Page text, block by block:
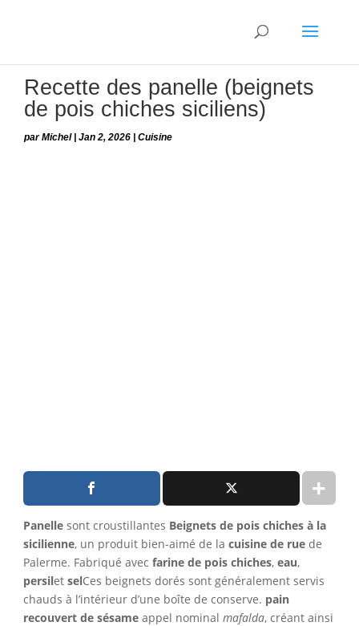
Recette des panelle (beignets
de pois chiches siciliens)
parMichel| Jan 2, 2026 Cuisine
Panelle sont croustillantes Beignets de pois chiches à la
sicilienne, un produit bien-aimé de la cuisine de ruede
Palerme. Fabriqué avec farine de pois chiches, eau,
persilet selCes beignets dorés sont généralement servis
chauds à l’intérieur d’une boîte de conserve. pain
recouvert de sésameappel nominal mafalda, créant ainsi